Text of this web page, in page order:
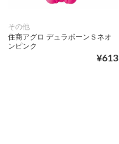
その他
住商アグロ デュラボーンＳネオ
ンピンク
¥613